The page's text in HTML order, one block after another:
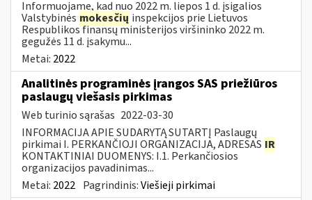
Informuojame, kad nuo 2022 m. liepos 1 d. įsigalios
Valstybinės mokesčių inspekcijos prie Lietuvos
Respublikos finansų ministerijos viršininko 2022 m.
gegužės 11 d. įsakymu...
Metai: 2022
Analitinės programinės įrangos SAS priežiūros
paslaugų viešasis pirkimas
Web turinio sąrašas 2022-03-30
INFORMACIJA APIE SUDARYTĄ SUTARTĮ Paslaugų
pirkimai I. PERKANČIOJI ORGANIZACIJA, ADRESAS IR
KONTAKTINIAI DUOMENYS: I.1. Perkančiosios
organizacijos pavadinimas...
Metai: 2022 Pagrindinis:Viešieji pirkimai